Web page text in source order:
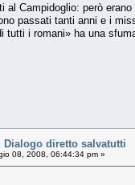
al Campidoglio: però
passati tanti anni e i
tutti i romani» ha una
Dialogo diretto salvatutti
08, 2008, 06:44:34 pm »